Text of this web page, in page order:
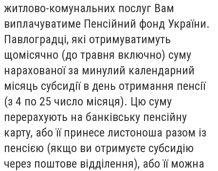
житлово-комунальних послуг Вам
виплачуватиме Пенсійний фонд України.
Павлоградці, які отримуватимуть
щомісячно (до травня включно) суму
нарахованої за минулий календарний
місяць субсидії в день отримання пенсії
(з 4 по 25 число місяця). Цю суму
перерахують на банківську пенсійну
карту, або її принесе листоноша разом із
пенсією (якщо ви отримуєте субсидію
через поштове відділення), або її можна